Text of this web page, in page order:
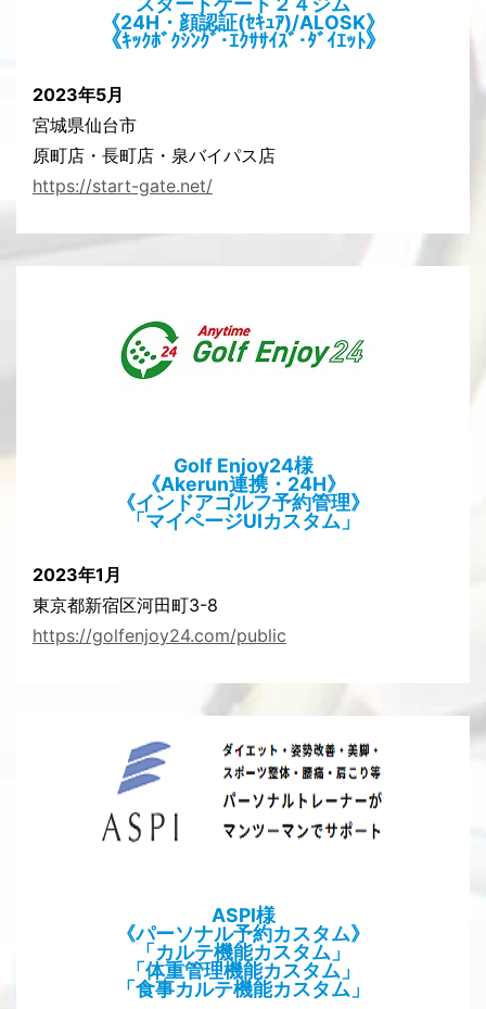
《24H・顔認証(ｾｷｭｱ)/ALOSK》
《ｷｯｸﾎﾞｸｼﾝｸﾞ･ｴｸｻｻｲｽﾞ･ﾀﾞｲｴｯﾄ》
2023年5月
宮城県仙台市
原町店・長町店・泉バイパス店
https://start-gate.net/
Golf Enjoy24様
《Akerun連携・24H》
《インドアゴルフ予約管理》
「マイページUIカスタム」
2023年1月
東京都新宿区河田町3-8
https://golfenjoy24.com/public
ASPI様
《パーソナル予約カスタム》
「カルテ機能カスタム」
「体重管理機能カスタム」
「食事カルテ機能カスタム」